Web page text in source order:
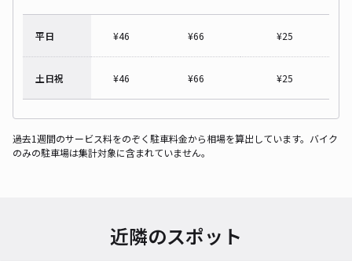
平日 ¥46 ¥66 ¥25
土日祝 ¥46 ¥66 ¥25
過去1週間のサービス料をのぞく駐車料金から相場を算出しています。バイク
のみの駐車場は集計対象に含まれていません。
近隣のスポット